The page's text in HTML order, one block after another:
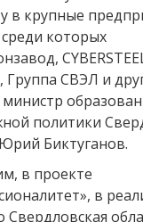
в крупные
которых
СВЭЛ и
политики
Биктуганов.
в проекте
в
Свердловская